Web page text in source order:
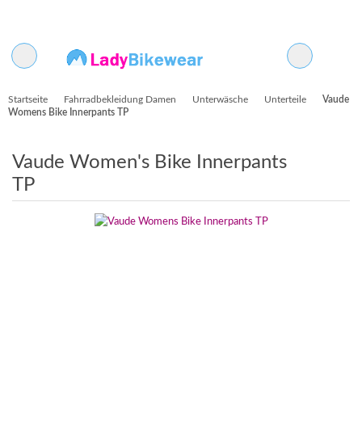
Startseite Fahrradbekleidung Damen Unterwäsche Unterteile
Vaude
Womens Bike Innerpants TP
Vaude Women's Bike Innerpants
TP